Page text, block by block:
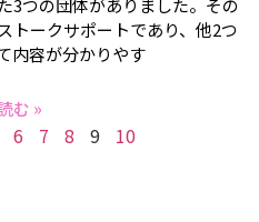
3つの団体がありました。その
トークサポートであり、他2つ
内容が分かりやす
む »
6 7 8 9 10